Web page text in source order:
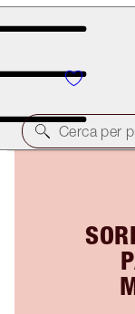
Ricevi un
Cerca per